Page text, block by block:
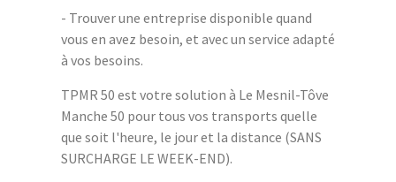
- Trouver une entreprise disponible quand
vous en avez besoin, et avec un service adapté
à vos besoins.
TPMR 50 est votre solution à Le Mesnil-Tôve
Manche 50 pour tous vos transports quelle
que soit l'heure, le jour et la distance (SANS
SURCHARGE LE WEEK-END).